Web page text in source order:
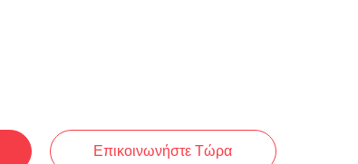
Επικοινωνήστε Τώρα